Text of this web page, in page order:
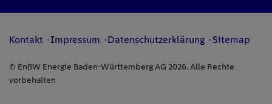
Kontakt Impressum Datenschutzerklärung Sitemap
© EnBW Energie Baden-Württemberg AG 2026. Alle Rechte
vorbehalten